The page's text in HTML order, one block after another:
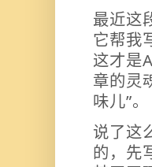
最近这
它帮我
这才是
章的灵
味儿”。
说了这
的，先